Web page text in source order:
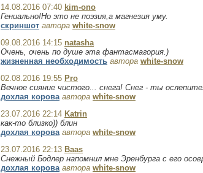
14.08.2016 07:40 kim-ono
Гениально!Но это не поэзия,а магнезия уму.
скриншот автора white-snow
09.08.2016 14:15 natasha
Очень, очень по душе эта фантасмагория.)
жизненная необходимость автора white-snow
02.08.2016 19:55 Pro
Вечное сияние чистого... снега! Снег - ты
дохлая корова автора white-snow
23.07.2016 22:14 Katrin
как-то близко)) блин
дохлая корова автора white-snow
23.07.2016 22:13 Baas
Снежный Бодлер напомнил мне Эренбурга с его
дохлая корова автора white-snow